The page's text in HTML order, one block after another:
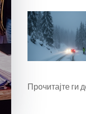
Прочитајте ги